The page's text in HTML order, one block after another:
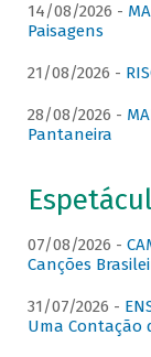
14/08/2026 -
Paisagens
21/08/2026 -
28/08/2026 -
Pantaneira
07/08/2026 -
Canções
31/07/2026 -
Uma Contação